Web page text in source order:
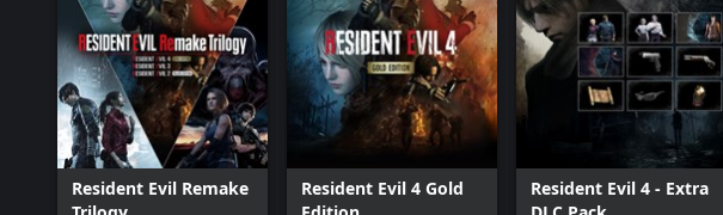
Resident Evil Remake
Resident Evil 4 Gold
Resident Evil 4 - Extra